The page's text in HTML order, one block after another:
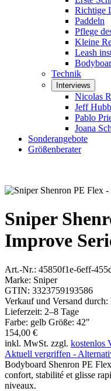
Richtige
Paddeln
Pflege
Kleine
Leash
Technik
Interviews
Nicolas
Jeff
Pablo
Joana
Sonderangebote
Größenberater
Sniper
Improve
Art.-Nr.: 45850f1e-6eff-
Marke: Sniper
GTIN: 3323759193586
Verkauf und Versand durch:
Lieferzeit: 2–8 Tage
Farbe: gelb Größe: 42"
154,00 €
inkl. MwSt. zzgl. kostenlos
Aktuell vergriffen -
Bodyboard Shenron PE
confort, stabilité et glisse
niveaux.